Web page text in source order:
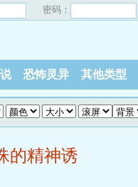
密码：
恐怖灵异 其他类型
的精神诱